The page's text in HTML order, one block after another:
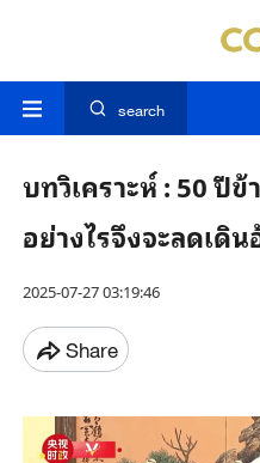
search
บทวิเคราะห์ : 50 ปี
อย่างไรจึงจะลดเดิ
2025-07-27 03:19:46
Share